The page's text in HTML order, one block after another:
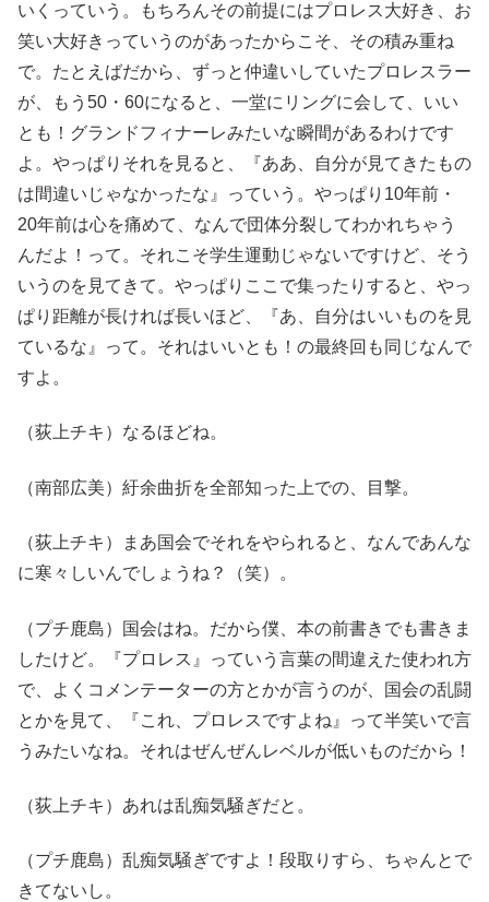
いくっていう。もちろんその前提にはプロレス大好き、お
笑い大好きっていうのがあったからこそ、その積み重ね
で。たとえばだから、ずっと仲違いしていたプロレスラー
が、もう50・60になると、一堂にリングに会して、いい
とも！グランドフィナーレみたいな瞬間があるわけです
よ。やっぱりそれを見ると、『ああ、自分が見てきたもの
は間違いじゃなかったな』っていう。やっぱり10年前・
20年前は心を痛めて、なんで団体分裂してわかれちゃう
んだよ！って。それこそ学生運動じゃないですけど、そう
いうのを見てきて。やっぱりここで集ったりすると、やっ
ぱり距離が長ければ長いほど、『あ、自分はいいものを見
ているな』って。それはいいとも！の最終回も同じなんで
すよ。
（荻上チキ）なるほどね。
（南部広美）紆余曲折を全部知った上での、目撃。
（荻上チキ）まあ国会でそれをやられると、なんであんな
に寒々しいんでしょうね？（笑）。
（プチ鹿島）国会はね。だから僕、本の前書きでも書きま
したけど。『プロレス』っていう言葉の間違えた使われ方
で、よくコメンテーターの方とかが言うのが、国会の乱闘
とかを見て、『これ、プロレスですよね』って半笑いで言
うみたいなね。それはぜんぜんレベルが低いものだから！
（荻上チキ）あれは乱痴気騒ぎだと。
（プチ鹿島）乱痴気騒ぎですよ！段取りすら、ちゃんとで
きてないし。